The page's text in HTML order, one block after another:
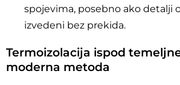
spojevima, posebno ako detalji
izvedeni bez prekida.
Termoizolacija ispod
moderna metoda